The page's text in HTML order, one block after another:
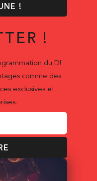
!
!
du D!
comme des
exclusives et